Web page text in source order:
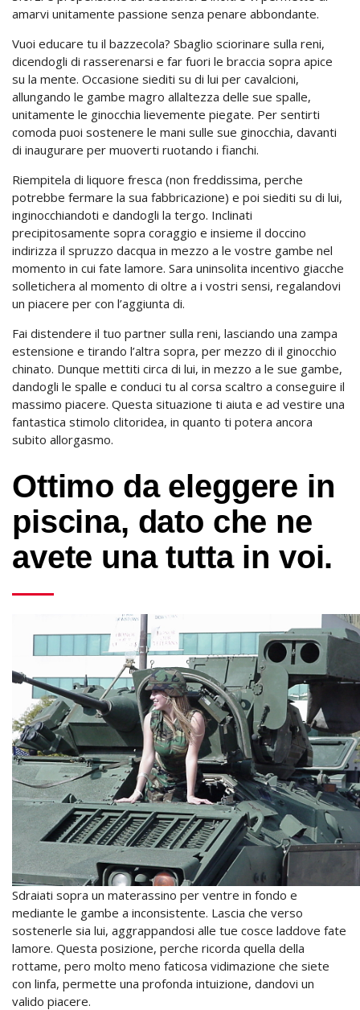
amarvi unitamente passione senza penare abbondante.
Vuoi educare tu il bazzecola? Sbaglio sciorinare sulla reni,
dicendogli di rasserenarsi e far fuori le braccia sopra apice
su la mente. Occasione siediti su di lui per cavalcioni,
allungando le gambe magro allaltezza delle sue spalle,
unitamente le ginocchia lievemente piegate. Per sentirti
comoda puoi sostenere le mani sulle sue ginocchia, davanti
di inaugurare per muoverti ruotando i fianchi.
Riempitela di liquore fresca (non freddissima, perche
potrebbe fermare la sua fabbricazione) e poi siediti su di lui,
inginocchiandoti e dandogli la tergo. Inclinati
precipitosamente sopra coraggio e insieme il doccino
indirizza il spruzzo dacqua in mezzo a le vostre gambe nel
momento in cui fate lamore. Sara uninsolita incentivo giacche
solletichera al momento di oltre a i vostri sensi, regalandovi
un piacere per con l’aggiunta di.
Fai distendere il tuo partner sulla reni, lasciando una zampa
estensione e tirando l’altra sopra, per mezzo di il ginocchio
chinato. Dunque mettiti circa di lui, in mezzo a le sue gambe,
dandogli le spalle e conduci tu al corsa scaltro a conseguire il
massimo piacere. Questa situazione ti aiuta e ad vestire una
fantastica stimolo clitoridea, in quanto ti potera ancora
subito allorgasmo.
Ottimo da eleggere in
piscina, dato che ne
avete una tutta in voi.
Sdraiati sopra un materassino per ventre in fondo e
mediante le gambe a inconsistente. Lascia che verso
sostenerle sia lui, aggrappandosi alle tue cosce laddove fate
lamore. Questa posizione, perche ricorda quella della
rottame, pero molto meno faticosa vidimazione che siete
con linfa, permette una profonda intuizione, dandovi un
valido piacere.